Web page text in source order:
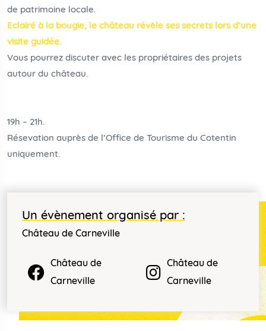
de patrimoine locale.
Eclairé à la bougie, le château révèle ses secrets lors d’une
visite guidée.
Vous pourrez discuter avec les propriétaires des projets
autour du château.
19h – 21h.
Résevation auprès de l’Office de Tourisme du Cotentin
uniquement.
Un évènement organisé par :
Château de Carneville
Château de
Carneville
Château de
Carneville